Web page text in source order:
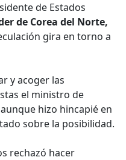
de Estados
de Corea del Norte,
gira en torno a
y acoger las
el ministro de
hizo hincapié en
sobre la posibilidad.
rechazó hacer